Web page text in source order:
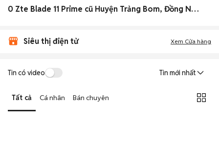
0 Zte Blade 11 Prime cũ Huyện Trảng Bom, Đồng Nai đẹp
Siêu thị điện tử Xem Cửa hàng
Tin có video Tin mới nhất
Tất cả Cá nhân Bán chuyên